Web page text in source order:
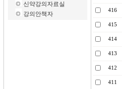
신약강의자료실
강의안책자
416
415
414
413
412
411